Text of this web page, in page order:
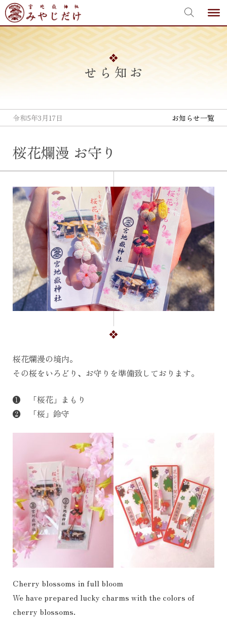
Skip
to
content
お知らせ
令和5年3月17日 お知らせ一覧
桜花爛漫 お守り
桜花爛漫の境内。
その桜をいろどり、お守りを準備致しております。
❶ 「桜花」まもり
❷ 「桜」鈴守
Cherry blossoms in full bloom
We have prepared lucky charms with the colors of
cherry blossoms.